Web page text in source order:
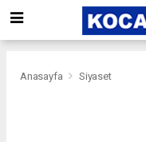
Anasayfa Siyaset